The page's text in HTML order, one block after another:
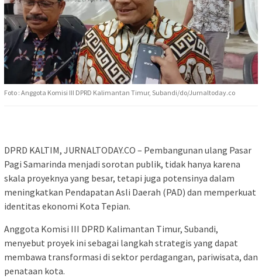
Foto : Anggota Komisi III DPRD Kalimantan Timur, Subandi/do/Jurnaltoday.co
DPRD KALTIM, JURNALTODAY.CO – Pembangunan ulang Pasar
Pagi Samarinda menjadi sorotan publik, tidak hanya karena
skala proyeknya yang besar, tetapi juga potensinya dalam
meningkatkan Pendapatan Asli Daerah (PAD) dan memperkuat
identitas ekonomi Kota Tepian.
Anggota Komisi III DPRD Kalimantan Timur, Subandi,
menyebut proyek ini sebagai langkah strategis yang dapat
membawa transformasi di sektor perdagangan, pariwisata, dan
penataan kota.